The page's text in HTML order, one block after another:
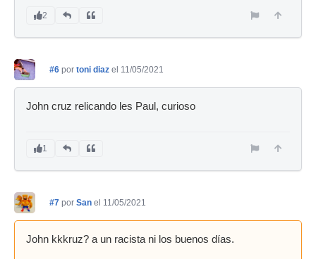
2
#6 por toni diaz el 11/05/2021
John cruz relicando les Paul, curioso
1
#7 por San el 11/05/2021
John kkkruz? a un racista ni los buenos días.